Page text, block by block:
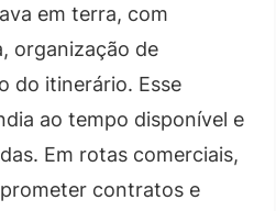
em terra, com
organização de
do itinerário. Esse
ao tempo disponível e
Em rotas comerciais,
contratos e